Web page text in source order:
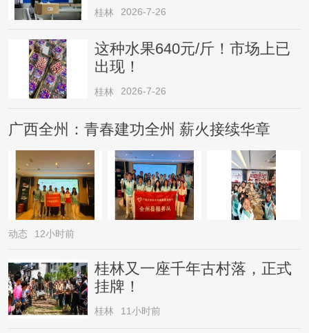
桂林 2026-7-26
这种水果640元/斤！市场上已
出现！
桂林 2026-7-26
广西全州：青春建功全州 薪火接续华章
动态 12小时前
桂林又一座千年古村落，正式
挂牌！
桂林 11小时前